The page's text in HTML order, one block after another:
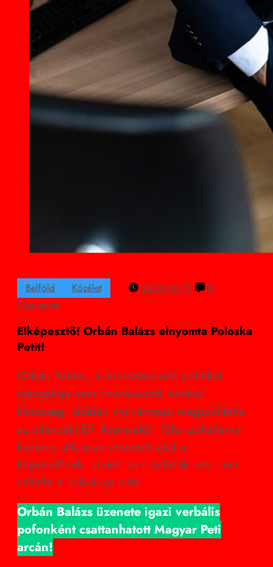
Belföld Közélet 2024.09.17.
0
Comments
Elképesztő! Orbán Balázs elnyomta Poloska
Petit!
Orbán Balázs, a miniszterelnök politikai
igazgatója nem finomkodott, amikor
közösségi oldalán nyilvánosan megszólította
az ellenzéki EP. képviselőt. Tőle szokatlanul
kemény stílusban mutatott ajtót a
képviselőnek, amiért az csütörtök este nem
vállalta a nyilvános vitát.
Orbán Balázs üzenete igazi verbális
pofonként csattanhatott Magyar Peti
arcán!